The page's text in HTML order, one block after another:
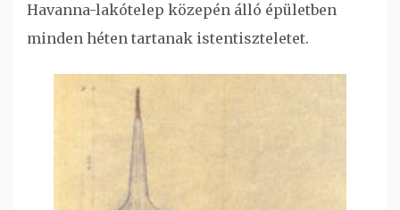
Havanna-lakótelep közepén álló épületben
minden héten tartanak istentiszteletet.